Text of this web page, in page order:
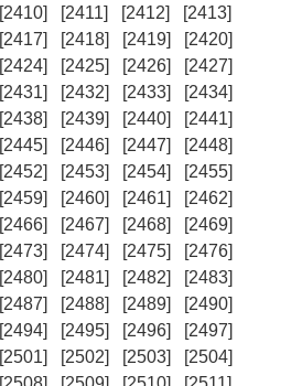
[2410] [2411] [2412]
[2413]
[2417] [2418] [2419]
[2420]
[2424] [2425] [2426]
[2427]
[2431] [2432] [2433]
[2434]
[2438] [2439] [2440]
[2441]
[2445] [2446] [2447]
[2448]
[2452] [2453] [2454]
[2455]
[2459] [2460] [2461]
[2462]
[2466] [2467] [2468]
[2469]
[2473] [2474] [2475]
[2476]
[2480] [2481] [2482]
[2483]
[2487] [2488] [2489]
[2490]
[2494] [2495] [2496]
[2497]
[2501] [2502] [2503]
[2504]